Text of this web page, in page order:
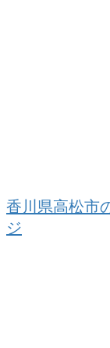
香川県高松市
ジ